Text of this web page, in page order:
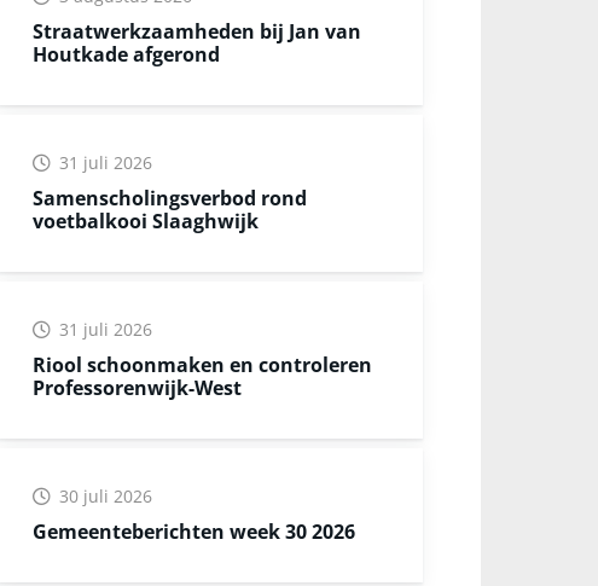
Straatwerkzaamheden bij Jan van
Houtkade afgerond
Samenscholingsverbod rond
voetbalkooi Slaaghwijk
31 juli 2026
Riool schoonmaken en controleren
Professorenwijk-West
31 juli 2026
Gemeenteberichten week 30 2026
30 juli 2026